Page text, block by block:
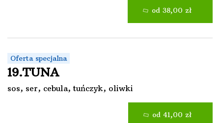
Oferta specjalna
19.TUNA
sos, ser, cebula, tuńczyk, oliwki